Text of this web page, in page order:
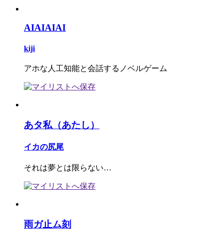
AIAIAIAI
kiji
アホな人工知能と会話するノベルゲーム
あタ私（あたし）
イカの尻尾
それは夢とは限らない…
雨ガ止ム刻